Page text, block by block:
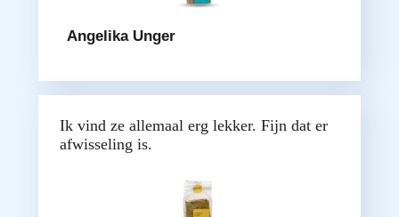
Angelika Unger
Ik vind ze allemaal erg lekker. Fijn dat er
afwisseling is.